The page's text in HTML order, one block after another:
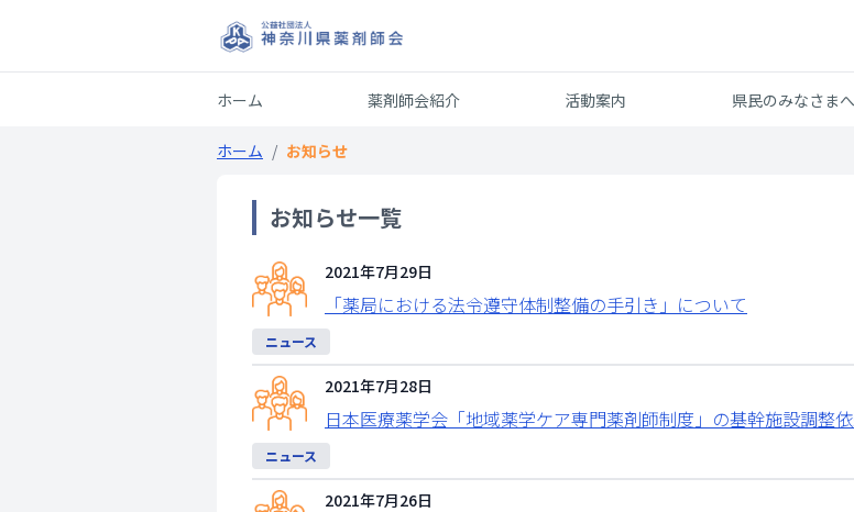
ホーム 薬剤師会紹介 活動案内 県民のみなさまへ
ホーム / お知らせ
お知らせ一覧
2021年7月29日
「薬局における法令遵守体制整備の手引き」について
ニュース
2021年7月28日
日本医療薬学会「地域薬学ケア専門薬剤師制度」の基幹施設調整
ニュース
2021年7月26日